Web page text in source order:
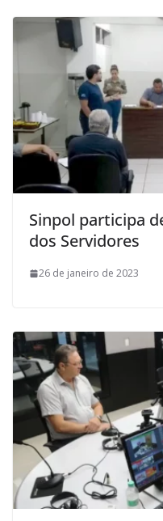
Sinpol participa
dos Servidores
26 de janeiro de 2023